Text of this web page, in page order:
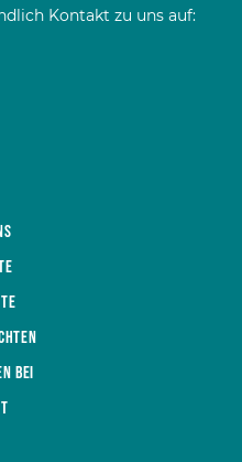
Kontakt zu uns auf:
bei